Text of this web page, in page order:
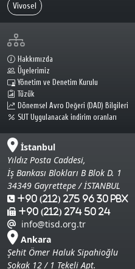
Vivosel
Hakkımızda
Üyelerimiz
Yönetim ve Denetim Kurulu
Tüzük
Dönemsel Avro Değeri (DAD) Bilgileri
SUT Uygulanacak indirim oranları
İstanbul
Yıldız Posta Caddesi,
İş Bankası Blokları B Blok D. 1
34349 Gayrettepe / İSTANBUL
+90 (212) 275 96 30 Pbx
+90 (212) 274 50 24
info@tisd.org.tr
Ankara
Şehit Ömer Haluk Sipahioğlu
Sokak 12 / 1 Tekeli Apt.